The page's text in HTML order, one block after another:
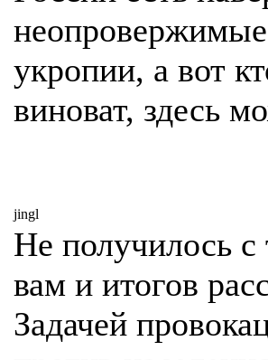
укропии, а вот
виноват, здесь
jingl
Не получилось с
вам и итогов
Задачей